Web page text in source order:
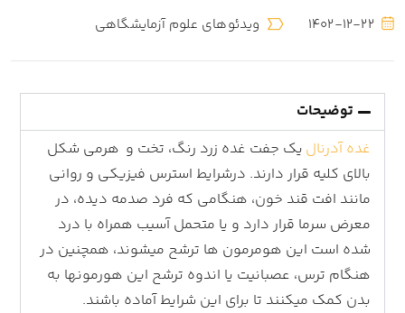
1402-12-22 ویدئوهای علوم آزمایشگاهی
توضیحات
غده آدرنال یک جفت غده زرد رنگ، تخت و هرمی شکل
بالای کلیه قرار دارند. درشرایط استرس فیزیکی و روانی
مانند افت قند خون، هنگامی که فرد صدمه دیده، در
معرض سرما قرار دارد و یا متحمل آسیب همراه با درد
شده است این هومرمون ها ترشح میشوند، همچنین در
هنگام ترس، عصبانیت یا اندوه ترشح این هورمونها به
بدن کمک میکنند تا برای این شرایط آماده باشند.